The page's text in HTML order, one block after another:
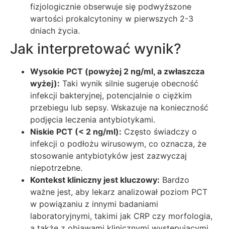
fizjologicznie obserwuje się podwyższone
wartości prokalcytoniny w pierwszych 2-3
dniach życia.
Jak interpretować wynik?
Wysokie PCT (powyżej 2 ng/ml, a zwłaszcza
wyżej): Taki wynik silnie sugeruje obecność
infekcji bakteryjnej, potencjalnie o ciężkim
przebiegu lub sepsy. Wskazuje na konieczność
podjęcia leczenia antybiotykami.
Niskie PCT (< 2 ng/ml): Często świadczy o
infekcji o podłożu wirusowym, co oznacza, że
stosowanie antybiotyków jest zazwyczaj
niepotrzebne.
Kontekst kliniczny jest kluczowy: Bardzo
ważne jest, aby lekarz analizował poziom PCT
w powiązaniu z innymi badaniami
laboratoryjnymi, takimi jak CRP czy morfologia,